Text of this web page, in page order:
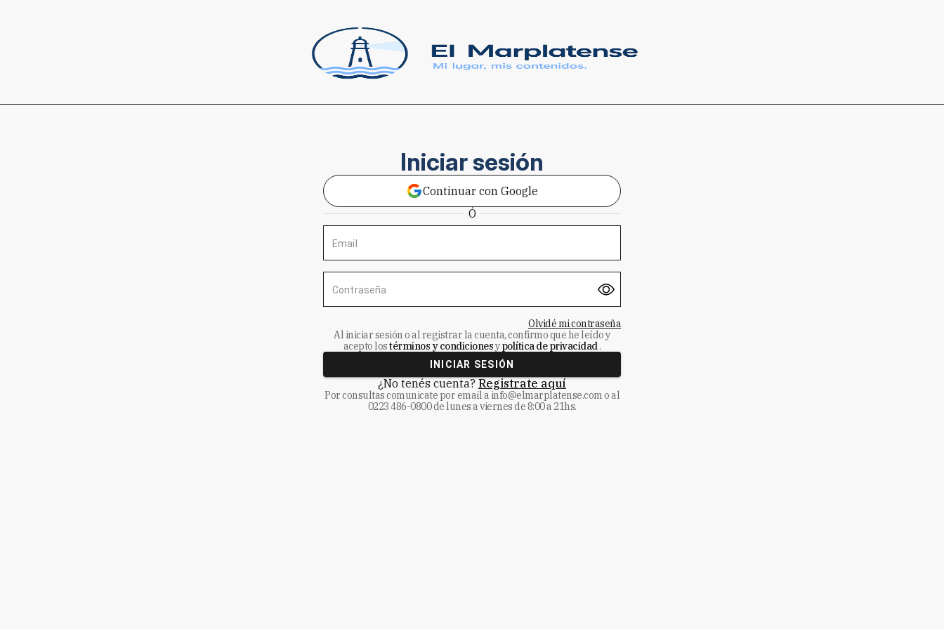
Iniciar sesión
Continuar con Google
Ó
Email
Contraseña
Olvidé mi contraseña
Al iniciar sesión o al registrar la cuenta, confirmo que he leído y
acepto lostérminos y condicionesypolítica de privacidad.
INICIAR SESIÓN
¿No tenés cuenta? Registrate aquí
Por consultas comunicate por email a info@elmarplatense.como al
0223 486-0800de lunes a viernes de 8:00 a 21hs.